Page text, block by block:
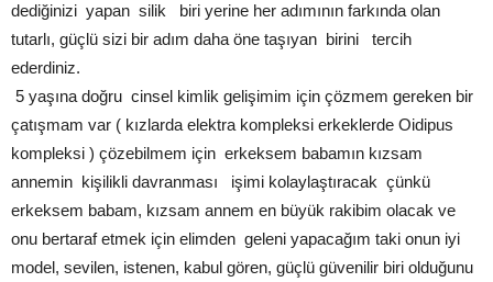
dediğinizi yapan silik biri yerine her adımının farkında olan
tutarlı, güçlü sizi bir adım daha öne taşıyan birini tercih
ederdiniz.
5 yaşına doğru cinsel kimlik gelişimim için çözmem gereken bir
çatışmam var ( kızlarda elektra kompleksi erkeklerde Oidipus
kompleksi ) çözebilmem için erkeksem babamın kızsam
annemin kişilikli davranması işimi kolaylaştıracak çünkü
erkeksem babam, kızsam annem en büyük rakibim olacak ve
onu bertaraf etmek için elimden geleni yapacağım taki onun iyi
model, sevilen, istenen, kabul gören, güçlü güvenilir biri olduğunu